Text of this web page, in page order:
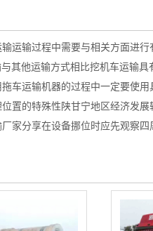
输运输过程中需要与相关方面进
其他运输方式相比挖机车运输
拖车运输机器的过程中一定要使
置的特殊性陕甘宁地区经济发
家分享在设备挪位时应先观察